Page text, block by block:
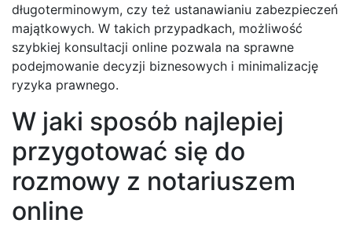
długoterminowym, czy też ustanawianiu zabezpieczeń
majątkowych. W takich przypadkach, możliwość
szybkiej konsultacji online pozwala na sprawne
podejmowanie decyzji biznesowych i minimalizację
ryzyka prawnego.
W jaki sposób najlepiej
przygotować się do
rozmowy z notariuszem
online